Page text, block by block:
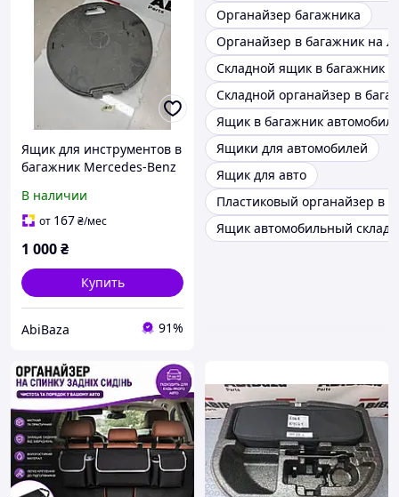
Ящик для инструментов в
багажник Mercedes-Benz
В наличии
от 167₴/мес
1 000₴
Купить
AbiBaza 91%
Органайзер багажника
Органайзер в багажник на
Складной ящик в багажник
Складной органайзер в
Ящик в багажник автомобиля
Ящики для автомобилей
Ящик для авто
Пластиковый органайзер в
Ящик автомобильный